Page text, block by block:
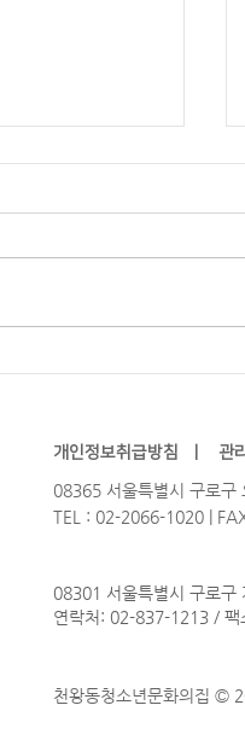
개인정보취급방침
관
08365 서울특별시 구로구
TEL : 02-2066-1020 |
08301 서울특별시 구로구
연락처: 02-837-1213 /
천왕동청소년문화의집 ©